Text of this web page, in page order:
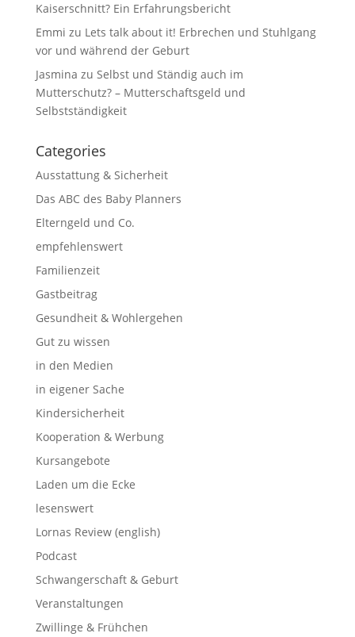
Kaiserschnitt? Ein Erfahrungsbericht
Emmi zu Lets talk about it! Erbrechen und Stuhlgang
vor und während der Geburt
Jasmina zu Selbst und Ständig auch im
Mutterschutz? – Mutterschaftsgeld und
Selbstständigkeit
Categories
Ausstattung & Sicherheit
Das ABC des Baby Planners
Elterngeld und Co.
empfehlenswert
Familienzeit
Gastbeitrag
Gesundheit & Wohlergehen
Gut zu wissen
in den Medien
in eigener Sache
Kindersicherheit
Kooperation & Werbung
Kursangebote
Laden um die Ecke
lesenswert
Lornas Review (english)
Podcast
Schwangerschaft & Geburt
Veranstaltungen
Zwillinge & Frühchen